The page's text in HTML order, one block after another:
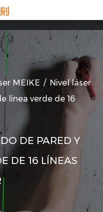
MEIKE / Nivel láser
línea verde de 16
DE PARED Y
DE 16 LÍNEAS